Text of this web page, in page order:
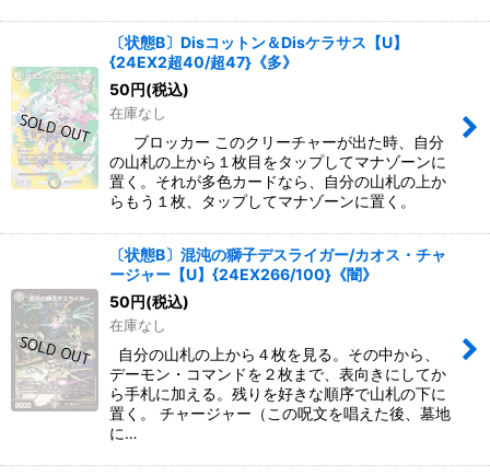
〔状態B〕Disコットン＆Disケラサス【U】
{24EX2超40/超47}《多》
50 円(税込)
在庫なし
ブロッカー このクリーチャーが出た時、自分
の山札の上から１枚目をタップしてマナゾーンに
置く。それが多色カードなら、自分の山札の上か
らもう１枚、タップしてマナゾーンに置く。
〔状態B〕混沌の獅子デスライガー/カオス・チャ
ージャー【U】{24EX266/100}《闇》
50 円(税込)
在庫なし
自分の山札の上から４枚を見る。その中から、
デーモン・コマンドを２枚まで、表向きにしてか
ら手札に加える。残りを好きな順序で山札の下に
置く。 チャージャー（この呪文を唱えた後、墓地
に…